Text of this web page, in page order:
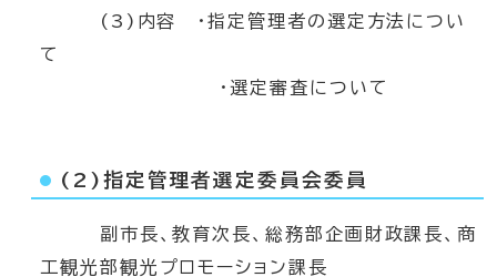
(3)内容 ・指定管理者の選定方法につい
て
・選定審査について
(2)指定管理者選定委員会委員
副市長、教育次長、総務部企画財政課長、商
工観光部観光プロモーション課長